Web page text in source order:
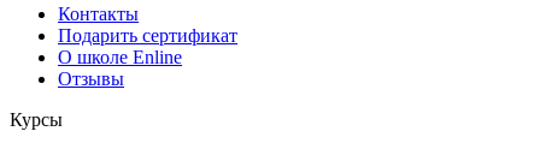
Контакты
Подарить сертификат
О школе Enline
Отзывы
Курсы